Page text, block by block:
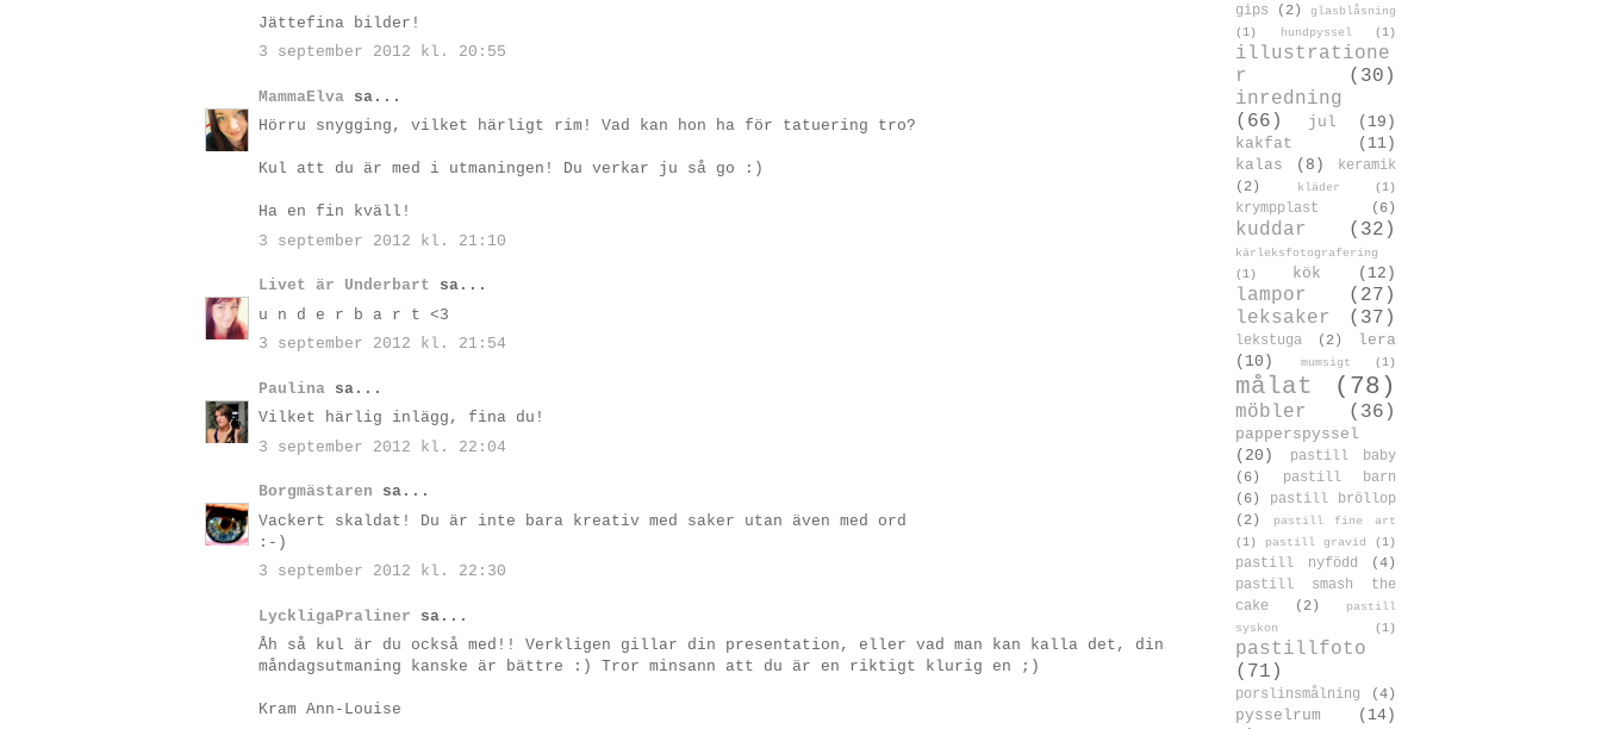
Jättefina bilder!
3 september 2012 kl. 20:55
MammaElva sa...
Hörru snygging, vilket härligt rim! Vad kan hon ha för tatuering tro?
Kul att du är med i utmaningen! Du verkar ju så go :)
Ha en fin kväll!
3 september 2012 kl. 21:10
Livet är Underbart sa...
u n d e r b a r t <3
3 september 2012 kl. 21:54
Paulina sa...
Vilket härlig inlägg, fina du!
3 september 2012 kl. 22:04
Borgmästaren sa...
Vackert skaldat! Du är inte bara kreativ med saker utan även med ord
:-)
3 september 2012 kl. 22:30
LyckligaPraliner sa...
Åh så kul är du också med!! Verkligen gillar din presentation, eller vad man kan kalla det, din
måndagsutmaning kanske är bättre :) Tror minsann att du är en riktigt klurig en ;)
Kram Ann-Louise
gips (2)
glasblåsning
(1)
hundpyssel (1)
illustratione
r
(30)
inredning
(66)
jul
(19)
kakfat
(11)
kalas
(8)
keramik
(2)
kläder (1)
krympplast (6)
kuddar (32)
kärleksfotografering
(1)
kök (12)
lampor
(27)
leksaker
(37)
lekstuga (2)
lera
(10)
mumsigt (1)
målat (78)
möbler (36)
papperspyssel
(20)
pastill baby
(6)
pastill barn
(6)
pastill bröllop
(2)
pastill fine art
(1)
pastill gravid (1)
pastill nyfödd
(4)
pastill smash the
cake
(2)
pastill
syskon
(1)
pastillfoto
(71)
porslinsmålning (4)
pysselrum
(14)